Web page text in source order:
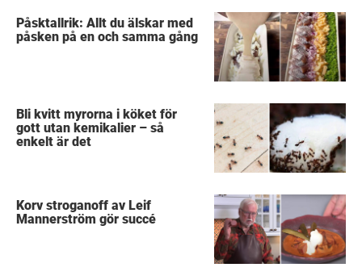
Påsktallrik: Allt du älskar med
påsken på en och samma gång
Bli kvitt myrorna i köket för
gott utan kemikalier – så
enkelt är det
Korv stroganoff av Leif
Mannerström gör succé